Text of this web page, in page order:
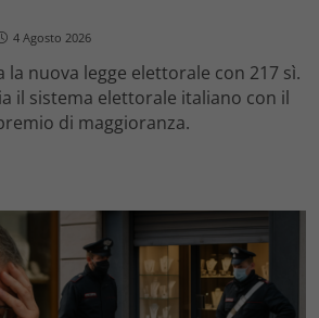
4 Agosto 2026
la nuova legge elettorale con 217 sì.
il sistema elettorale italiano con il
di maggioranza.